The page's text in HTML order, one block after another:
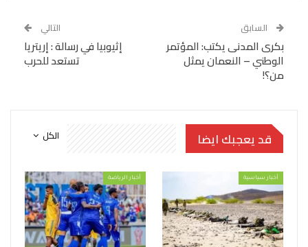
السابق
بكرى المدنى يكتب: المؤتمر
الوطني – النعمان يمثل
من؟!
التالي
إثيوبيا في رسالة : إريتريا
تستعد للحرب
الكل قد يعجبك ايضا
أخبار سياسية أخبار الرياضة